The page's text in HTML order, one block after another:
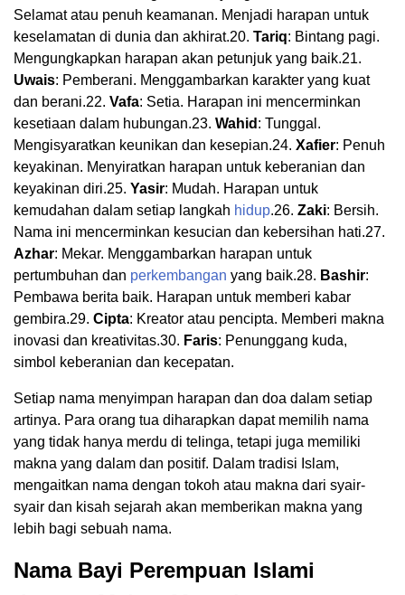
Selamat atau penuh keamanan. Menjadi harapan untuk
keselamatan di dunia dan akhirat.20. Tariq: Bintang pagi.
Mengungkapkan harapan akan petunjuk yang baik.21.
Uwais: Pemberani. Menggambarkan karakter yang kuat
dan berani.22. Vafa: Setia. Harapan ini mencerminkan
kesetiaan dalam hubungan.23. Wahid : Tunggal.
Mengisyaratkan keunikan dan kesepian.24. Xafier: Penuh
keyakinan. Menyiratkan harapan untuk keberanian dan
keyakinan diri.25. Yasir: Mudah. Harapan untuk
kemudahan dalam setiap langkah hidup.26. Zaki: Bersih.
Nama ini mencerminkan kesucian dan kebersihan hati.27.
Azhar: Mekar. Menggambarkan harapan untuk
pertumbuhan dan perkembangan yang baik.28. Bashir:
Pembawa berita baik. Harapan untuk memberi kabar
gembira.29. Cipta: Kreator atau pencipta. Memberi makna
inovasi dan kreativitas.30. Faris: Penunggang kuda,
simbol keberanian dan kecepatan.
Setiap nama menyimpan harapan dan doa dalam setiap
artinya. Para orang tua diharapkan dapat memilih nama
yang tidak hanya merdu di telinga, tetapi juga memiliki
makna yang dalam dan positif. Dalam tradisi Islam,
mengaitkan nama dengan tokoh atau makna dari syair-
syair dan kisah sejarah akan memberikan makna yang
lebih bagi sebuah nama.
Nama Bayi Perempuan Islami